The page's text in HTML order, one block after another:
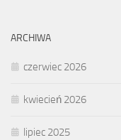
ARCHIWA
czerwiec 2026
kwiecień 2026
lipiec 2025